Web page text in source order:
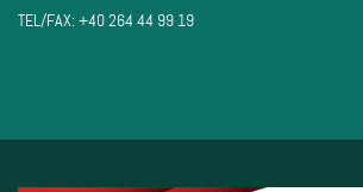
TEL/FAX: +40 264 44 99 19